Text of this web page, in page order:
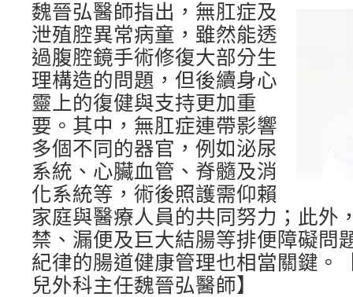
魏晉弘醫師指出，無肛症及
泄殖腔異常病童，雖然能透
過腹腔鏡手術修復大部分生
理構造的問題，但後續身心
靈上的復健與支持更加重
要。其中，無肛症連帶影響
多個不同的器官，例如泌尿
系統、心臟血管、脊髓及消
化系統等，術後照護需仰賴
家庭與醫療人員的共同努力；此外
禁、漏便及巨大結腸等排便障礙問
紀律的腸道健康管理也相當關鍵。
兒外科主任魏晉弘醫師】